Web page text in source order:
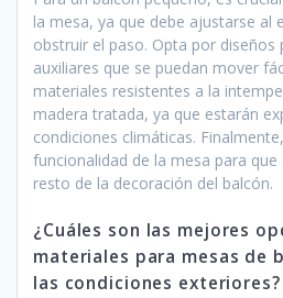
la mesa, ya que debe ajustarse al
obstruir el paso. Opta por diseños
auxiliares que se puedan mover
materiales resistentes a la
madera tratada, ya que estarán
condiciones climáticas.
funcionalidad de la mesa para
resto de la decoración del balcón.
¿Cuáles son las mejores
materiales para mesas de
las condiciones exteriores?